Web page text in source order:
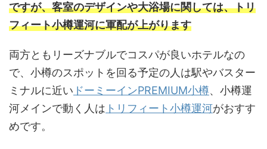
ですが、客室のデザインや大浴場に関しては、トリ
フィート小樽運河に軍配が上がります
両方ともリーズナブルでコスパが良いホテルなの
で、小樽のスポットを回る予定の人は駅やバスター
ミナルに近い ドーミーインPREMIUM小樽、小樽運
河メインで動く人は トリフィート小樽運河がおすす
めです。